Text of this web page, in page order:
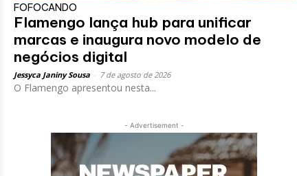
FOFOCANDO
Flamengo lança hub para unificar
marcas e inaugura novo modelo de
negócios digital
Jessyca Janiny Sousa 7 de agosto de 2026
O Flamengo apresentou nesta...
- Advertisement -